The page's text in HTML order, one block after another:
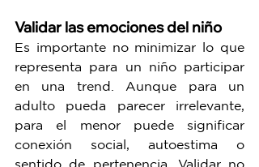
Validar las emociones del niño
Es importante no minimizar lo que
representa para un niño participar
en una trend. Aunque para un
adulto pueda parecer irrelevante,
para el menor puede significar
conexión social, autoestima o